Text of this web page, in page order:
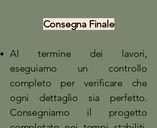
Consegna Finale
Al termine dei lavori,
eseguiamo un controllo
completo per verificare che
ogni dettaglio sia perfetto.
Consegniamo il progetto